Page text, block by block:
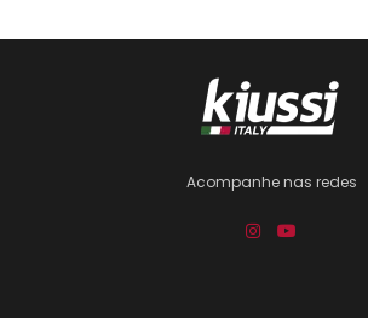
Acompanhe nas redes